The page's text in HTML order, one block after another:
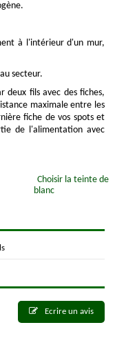
à l'intérieur d'un mur,
secteur.
deux fils avec des fiches,
maximale entre les
fiche de vos spots et
de l'alimentation avec
Choisir la teinte de
blanc
Ecrire un avis